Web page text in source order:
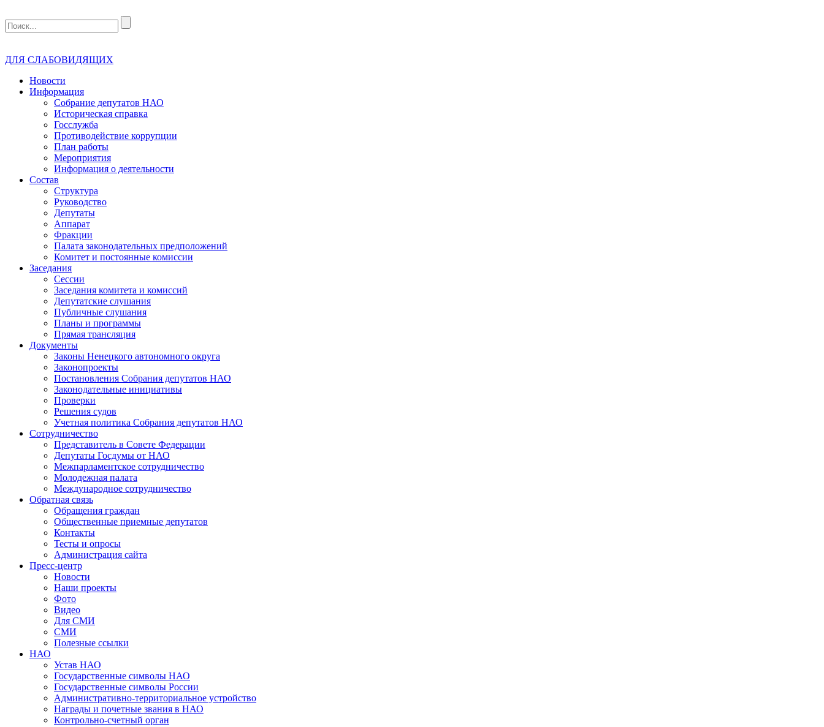
ДЛЯ СЛАБОВИДЯЩИХ
Новости
Информация
Собрание депутатов НАО
Историческая справка
Госслужба
Противодействие коррупции
План работы
Мероприятия
Информация о деятельности
Состав
Структура
Руководство
Депутаты
Аппарат
Фракции
Палата законодательных предположений
Комитет и постоянные комиссии
Заседания
Сессии
Заседания комитета и комиссий
Депутатские слушания
Публичные слушания
Планы и программы
Прямая трансляция
Документы
Законы Ненецкого автономного округа
Законопроекты
Постановления Собрания депутатов НАО
Законодательные инициативы
Проверки
Решения судов
Учетная политика Собрания депутатов НАО
Сотрудничество
Представитель в Совете Федерации
Депутаты Госдумы от НАО
Межпарламентское сотрудничество
Молодежная палата
Международное сотрудничество
Обратная cвязь
Обращения граждан
Общественные приемные депутатов
Контакты
Тесты и опросы
Администрация сайта
Пресс-центр
Новости
Наши проекты
Фото
Видео
Для СМИ
СМИ
Полезные ссылки
НАО
Устав НАО
Государственные символы НАО
Государственные символы России
Административно-территориальное устройство
Награды и почетные звания в НАО
Контрольно-счетный орган